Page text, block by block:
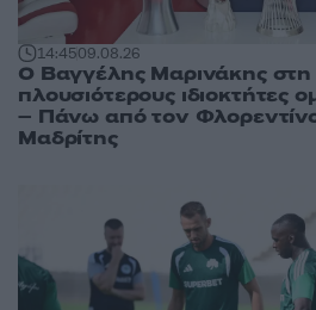
14:4509.08.26
Ο Βαγγέλης Μαρινάκης στη
πλουσιότερους ιδιοκτήτες
– Πάνω από τον
Μαδρίτης